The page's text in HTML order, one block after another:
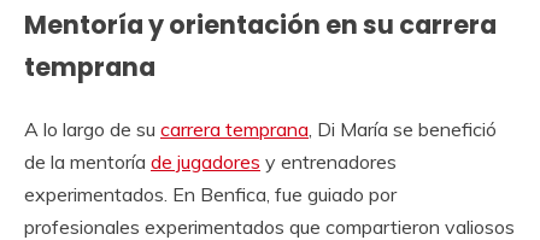
Mentoría y orientación en su carrera
temprana
A lo largo de su carrera temprana , Di María se benefició
de la mentoría de jugadores y entrenadores
experimentados. En Benfica, fue guiado por
profesionales experimentados que compartieron valiosos